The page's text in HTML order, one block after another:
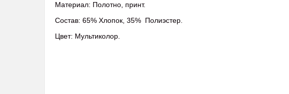
Материал: Полотно, принт.
Состав: 65% Хлопок, 35%
Цвет: Мультиколор.